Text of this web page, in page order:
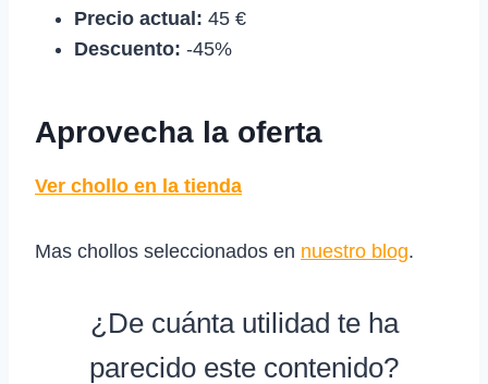
Precio actual: 45 €
Descuento: -45%
Aprovecha la oferta
Ver chollo en la tienda
Mas chollos seleccionados en nuestro blog.
¿De cuánta utilidad te ha
parecido este contenido?